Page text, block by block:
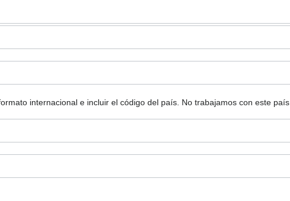
internacional e incluir el código del país. No trabajamos con este país